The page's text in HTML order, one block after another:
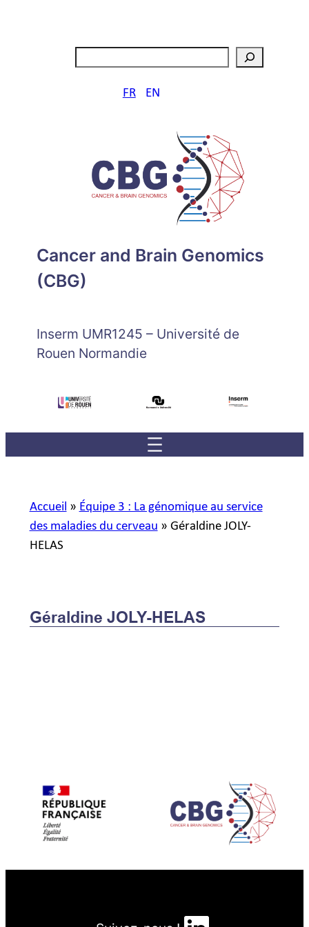
FR EN
Cancer and Brain Genomics
(CBG)
Inserm UMR1245 – Université de
Rouen Normandie
Accueil » Équipe 3 : La génomique au service
des maladies du cerveau » Géraldine JOLY-
HELAS
Géraldine JOLY-HELAS